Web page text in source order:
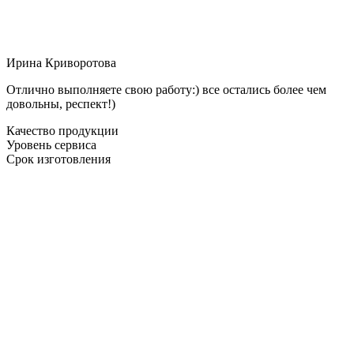
Ирина Криворотова
Отлично выполняете свою работу:) все остались более чем
довольны, респект!)
Качество продукции
Уровень сервиса
Срок изготовления